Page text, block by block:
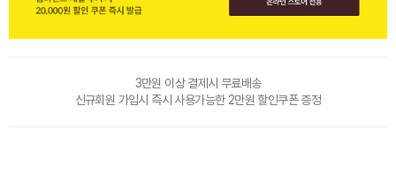
3만원 이상 결제시 무료배송
신규회원 가입시 즉시 사용가능한 2만원 할인쿠폰 증정